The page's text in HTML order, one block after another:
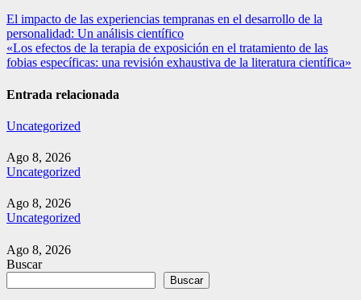
Navegación
de
entradas
El impacto de las experiencias tempranas en el desarrollo de la
personalidad: Un análisis científico
«Los efectos de la terapia de exposición en el tratamiento de las
fobias específicas: una revisión exhaustiva de la literatura científica»
Entrada relacionada
Uncategorized
Ago 8, 2026
Uncategorized
Ago 8, 2026
Uncategorized
Ago 8, 2026
Buscar
Buscar